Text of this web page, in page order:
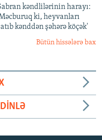
kəndlilərinin harayı:
ki, heyvanları
kənddən şəhərə köçək'
Bütün hissələrə bax